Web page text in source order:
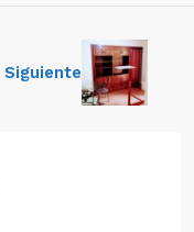
Siguiente